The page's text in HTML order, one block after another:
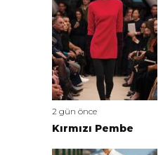
2 gün önce
Kırmızı Pembe